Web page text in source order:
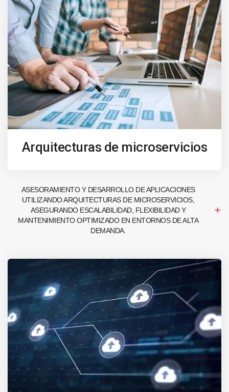
Arquitecturas de microservicios
ASESORAMIENTO Y DESARROLLO DE APLICACIONES
UTILIZANDO ARQUITECTURAS DE MICROSERVICIOS,
ASEGURANDO ESCALABILIDAD, FLEXIBILIDAD Y
MANTENIMIENTO OPTIMIZADO EN ENTORNOS DE ALTA
DEMANDA.